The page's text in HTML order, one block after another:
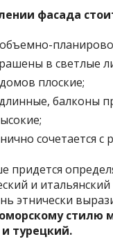
фасада
в светлые
плоские;
балконы
сочетается
придется
и
этнически
стилю
турецкий.